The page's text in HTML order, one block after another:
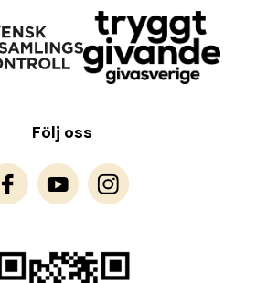
Följ oss